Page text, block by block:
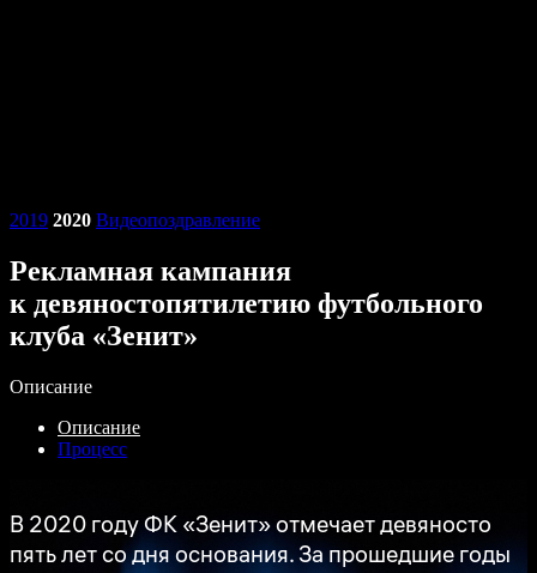
2019 2020 Видеопоздравление
Рекламная кампания
к девяностопятилетию футбольного
клуба «Зенит»
Описание
Описание
Процесс
В 2020 году ФК «Зенит» отмечает девяносто
пять лет со дня основания. За прошедшие годы